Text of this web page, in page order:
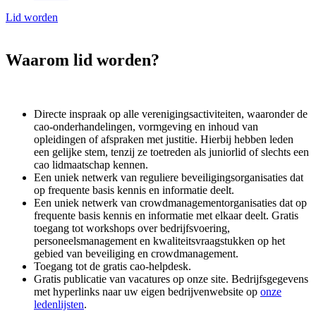
Lid worden
Waarom lid worden?
Directe inspraak op alle verenigingsactiviteiten, waaronder de
cao-onderhandelingen, vormgeving en inhoud van
opleidingen of afspraken met justitie. Hierbij hebben leden
een gelijke stem, tenzij ze toetreden als juniorlid of slechts een
cao lidmaatschap kennen.
Een uniek netwerk van reguliere beveiligingsorganisaties dat
op frequente basis kennis en informatie deelt.
Een uniek netwerk van crowdmanagementorganisaties dat op
frequente basis kennis en informatie met elkaar deelt. Gratis
toegang tot workshops over bedrijfsvoering,
personeelsmanagement en kwaliteitsvraagstukken op het
gebied van beveiliging en crowdmanagement.
Toegang tot de gratis cao-helpdesk.
Gratis publicatie van vacatures op onze site. Bedrijfsgegevens
met hyperlinks naar uw eigen bedrijvenwebsite op onze
ledenlijsten.